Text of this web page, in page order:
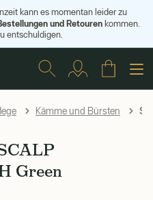
kann es momentan leider zu
und Retourenkommen.
entschuldigen.
Kämme und Bürsten
Green